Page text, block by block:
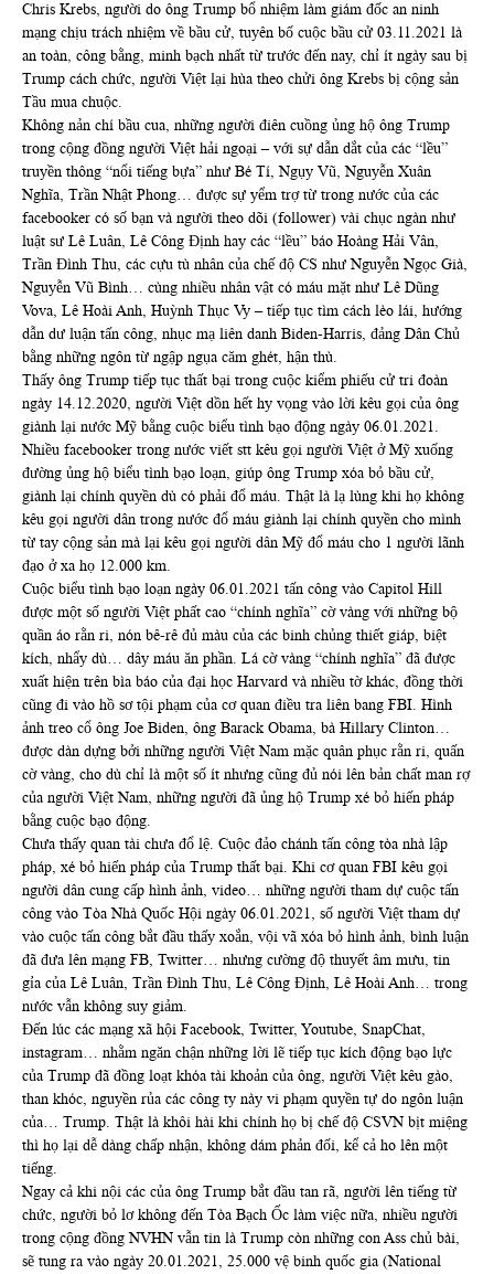
Chris Krebs, người do ông Trump bổ nhiệm làm giám đốc an ninh
mạng chịu trách nhiệm về bầu cử, tuyên bố cuộc bầu cử 03.11.2021 là
an toàn, công bằng, minh bạch nhất từ trước đến nay, chỉ ít ngày sau bị
Trump cách chức, người Việt lại hùa theo chửi ông Krebs bị cộng sản
Tầu mua chuộc.
Không nản chí bầu cua, những người điên cuồng ủng hộ ông Trump
trong cộng đồng người Việt hải ngoại – với sự dẫn dắt của các “lều”
truyền thông “nổi tiếng bựa” như Bé Tí, Ngụy Vũ, Nguyễn Xuân
Nghĩa, Trần Nhật Phong… được sự yểm trợ từ trong nước của các
facebooker có số bạn và người theo dõi (follower) vài chục ngàn như
luật sư Lê Luân, Lê Công Định hay các “lều” báo Hoàng Hải Vân,
Trần Đình Thu, các cựu tù nhân của chế độ CS như Nguyễn Ngọc Già,
Nguyễn Vũ Bình… cùng nhiều nhân vật có máu mặt như Lê Dũng
Vova, Lê Hoài Anh, Huỳnh Thục Vy – tiếp tục tìm cách lèo lái, hướng
dẫn dư luận tấn công, nhục mạ liên danh Biden-Harris, đảng Dân Chủ
bằng những ngôn từ ngập ngụa căm ghét, hận thù.
Thấy ông Trump tiếp tục thất bại trong cuộc kiểm phiếu cử tri đoàn
ngày 14.12.2020, người Việt dồn hết hy vọng vào lời kêu gọi của ông
giành lại nước Mỹ bằng cuộc biểu tình bạo động ngày 06.01.2021.
Nhiều facebooker trong nước viết stt kêu gọi người Việt ở Mỹ xuống
đường ủng hộ biểu tình bạo loạn, giúp ông Trump xóa bỏ bầu cử,
giành lại chính quyền dù có phải đổ máu. Thật là lạ lùng khi họ không
kêu gọi người dân trong nước đổ máu giành lại chính quyền cho mình
từ tay cộng sản mà lại kêu gọi người dân Mỹ đổ máu cho 1 người lãnh
đạo ở xa họ 12.000 km.
Cuộc biểu tình bạo loạn ngày 06.01.2021 tấn công vào Capitol Hill
được một số người Việt phất cao “chính nghĩa” cờ vàng với những bộ
quần áo rằn ri, nón bê-rê đủ màu của các binh chủng thiết giáp, biệt
kích, nhẩy dù… dây máu ăn phần. Lá cờ vàng “chính nghĩa” đã được
xuất hiện trên bìa báo của đại học Harvard và nhiều tờ khác, đồng thời
cũng đi vào hồ sơ tội phạm của cơ quan điều tra liên bang FBI. Hình
ảnh treo cổ ông Joe Biden, ông Barack Obama, bà Hillary Clinton…
được dàn dựng bởi những người Việt Nam mặc quân phục rằn ri, quấn
cờ vàng, cho dù chỉ là một số ít nhưng cũng đủ nói lên bản chất man rợ
của người Việt Nam, những người đã ủng hộ Trump xé bỏ hiến pháp
bằng cuộc bạo động.
Chưa thấy quan tài chưa đổ lệ. Cuộc đảo chánh tấn công tòa nhà lập
pháp, xé bỏ hiến pháp của Trump thất bại. Khi cơ quan FBI kêu gọi
người dân cung cấp hình ảnh, video… những người tham dự cuộc tấn
công vào Tòa Nhà Quốc Hội ngày 06.01.2021, số người Việt tham dự
vào cuộc tấn công bắt đầu thấy xoắn, vội vã xóa bỏ hình ảnh, bình luận
đã đưa lên mạng FB, Twitter… nhưng cường độ thuyết âm mưu, tin
gỉa của Lê Luân, Trần Đình Thu, Lê Công Định, Lê Hoài Anh… trong
nước vẫn không suy giảm.
Đến lúc các mạng xã hội Facebook, Twitter, Youtube, SnapChat,
instagram… nhằm ngăn chận những lời lẽ tiếp tục kích động bạo lực
của Trump đã đồng loạt khóa tài khoản của ông, người Việt kêu gào,
than khóc, nguyền rủa các công ty này vi phạm quyền tự do ngôn luận
của… Trump. Thật là khôi hài khi chính họ bị chế độ CSVN bịt miệng
thì họ lại dễ dàng chấp nhận, không dám phản đối, kể cả ho lên một
tiếng.
Ngay cả khi nội các của ông Trump bắt đầu tan rã, người lên tiếng từ
chức, người bỏ lơ không đến Tòa Bạch Ốc làm việc nữa, nhiều người
trong cộng đồng NVHN vẫn tin là Trump còn những con Ass chủ bài,
sẽ tung ra vào ngày 20.01.2021, 25.000 vệ binh quốc gia (National